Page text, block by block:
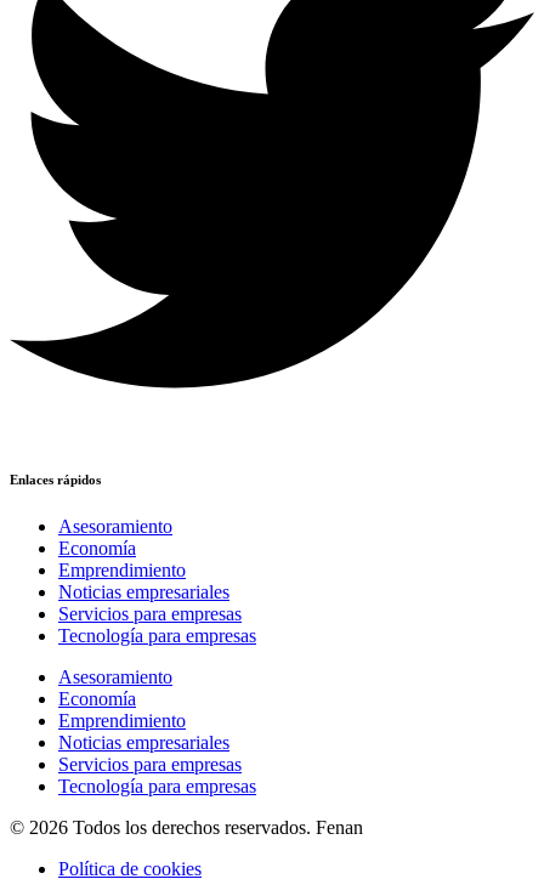
Enlaces rápidos
Asesoramiento
Economía
Emprendimiento
Noticias empresariales
Servicios para empresas
Tecnología para empresas
Asesoramiento
Economía
Emprendimiento
Noticias empresariales
Servicios para empresas
Tecnología para empresas
© 2026 Todos los derechos reservados. Fenan
Política de cookies